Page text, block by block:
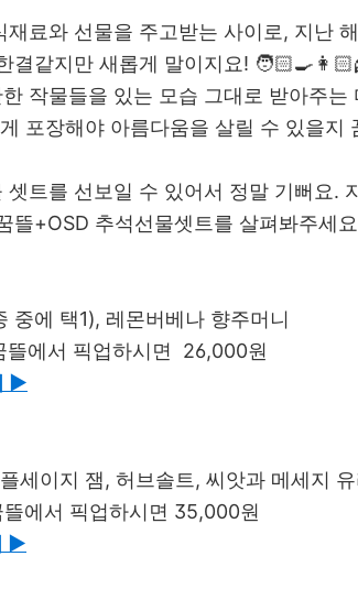
재료와 선물을 주고받는 사이로, 지난
결같지만 새롭게 말이지요!
작물들을 있는 모습 그대로 받아주
포장해야 아름다움을 살릴 수 있을
셋트를 선보일 수 있어서 정말 기뻐요.
뜰+OSD 추석선물셋트를 살펴봐주세
중에 택1), 레몬버베나 향주머니
에서 픽업하시면 26,000원
▶︎
세이지 잼, 허브솔트, 씨앗과 메세지
에서 픽업하시면 35,000원
▶︎